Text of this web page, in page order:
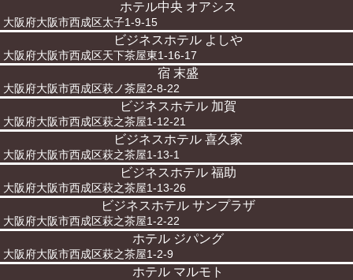
ホテル中央 オアシス
大阪府大阪市西成区太子1-9-15
ビジネスホテル よしや
大阪府大阪市西成区天下茶屋東1-16-17
宿 末盛
大阪府大阪市西成区萩ノ茶屋2-8-22
ビジネスホテル 加賀
大阪府大阪市西成区萩之茶屋1-12-21
ビジネスホテル 喜久家
大阪府大阪市西成区萩之茶屋1-13-1
ビジネスホテル 福助
大阪府大阪市西成区萩之茶屋1-13-26
ビジネスホテル サンプラザ
大阪府大阪市西成区萩之茶屋1-2-22
ホテル ジパング
大阪府大阪市西成区萩之茶屋1-2-9
ホテル マルモト